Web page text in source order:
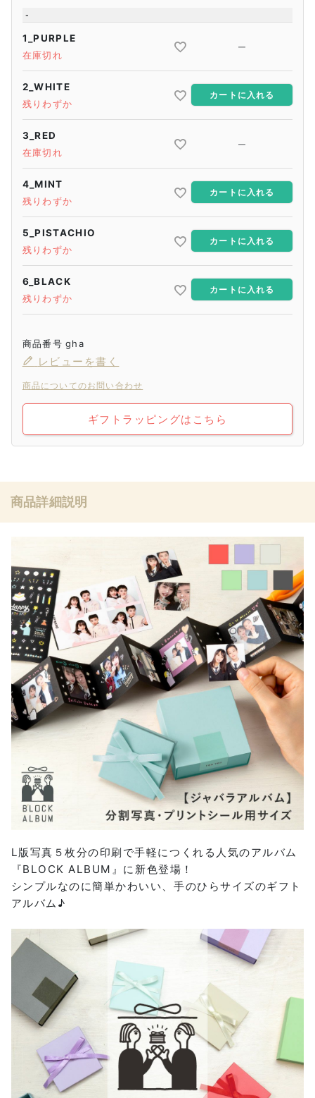
-
1_PURPLE
在庫切れ
—
2_WHITE
残りわずか
カートに入れる
3_RED
在庫切れ
—
4_MINT
残りわずか
カートに入れる
5_PISTACHIO
残りわずか
カートに入れる
6_BLACK
残りわずか
カートに入れる
商品番号 gha
レビューを書く
商品についてのお問い合わせ
ギフトラッピングはこちら
商品詳細説明
L版写真５枚分の印刷で手軽につくれる人気のアルバム
『BLOCK ALBUM』に新色登場！
シンプルなのに簡単かわいい、手のひらサイズのギフト
アルバム♪